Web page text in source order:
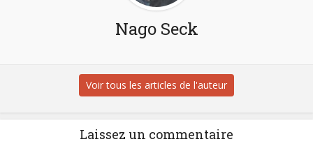
Nago Seck
Voir tous les articles de l'auteur
Laissez un commentaire